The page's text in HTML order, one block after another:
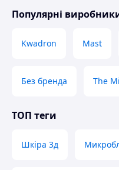
Популярні
Kwadron Mast
Без бренда The
ТОП теги
Шкіра 3д